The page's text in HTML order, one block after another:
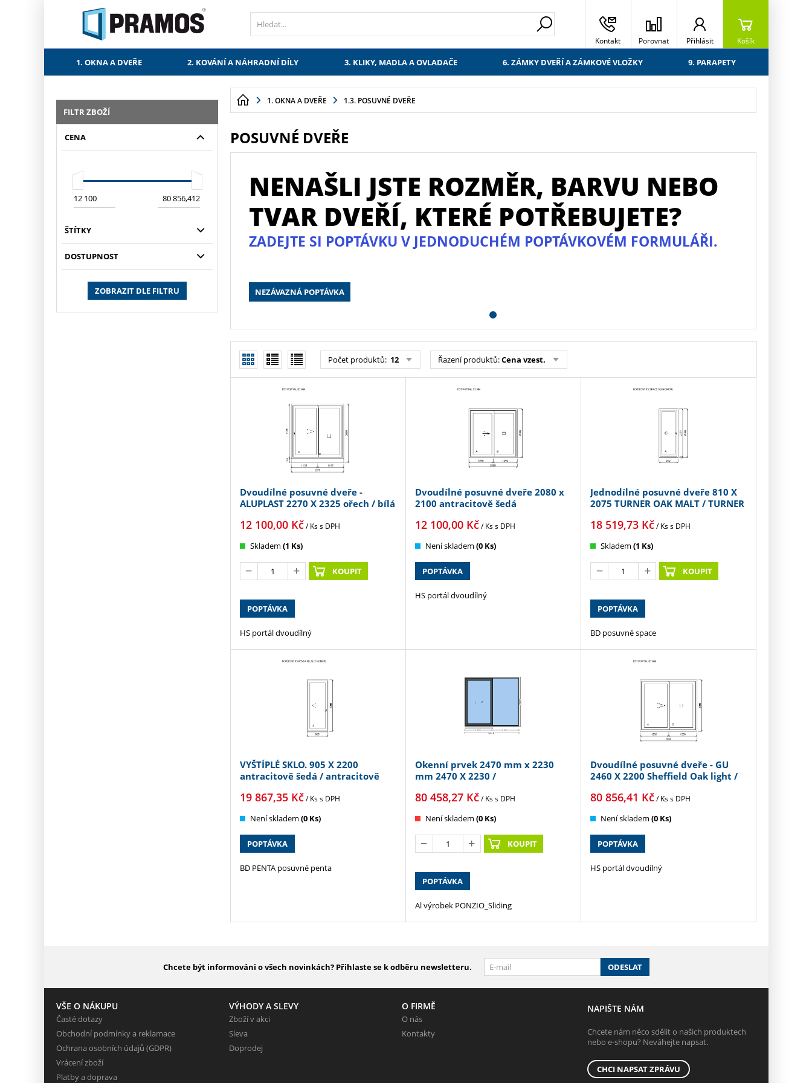
Kontakt Porovnat Přihlásit Košík
1. OKNA A DVEŘE 2. KOVÁNÍ A NÁHRADNÍ DÍLY 3. KLIKY, MADLA A OVLADAČE 6. ZÁMKY DVEŘÍ A ZÁMKOVÉ VLOŽKY 9. PARAPETY
FILTR ZBOŽÍ
CENA
ŠTÍTKY
DOSTUPNOST
ZOBRAZIT DLE FILTRU
1. OKNA A DVEŘE 1.3. POSUVNÉ DVEŘE
POSUVNÉ DVEŘE
BARVU NEBO
FORMULÁŘI.
NENAŠLI JSTE ROZMĚR, BARVU NEBO
TVAR DVEŘÍ, KTERÉ POTŘEBUJETE?
ZADEJTE SI POPTÁVKU V JEDNODUCHÉM POPTÁVKOVÉM FORMULÁŘI.
NEZÁVAZNÁ POPTÁVKA
Počet produktů: 12 Řazení produktů:Cena vzest.
Dvoudílné posuvné dveře -
ALUPLAST 2270 X 2325 ořech / bílá
12 100,00Kč/ Kss DPH
Skladem (1 Ks)
KOUPIT
POPTÁVKA
HS portál dvoudílný
Dvoudílné posuvné dveře 2080 x
2100 antracitově šedá
12 100,00Kč/ Kss DPH
Není skladem (0 Ks)
POPTÁVKA
HS portál dvoudílný
Jednodílné posuvné dveře 810 X
2075 TURNER OAK MALT / TURNER
18 519,73 Kč/ Kss DPH
Skladem (1 Ks)
KOUPIT
POPTÁVKA
BD posuvné space
VYŠTÍPLÉ SKLO. 905 X 2200
antracitově šedá / antracitově
19 867,35Kč/ Kss DPH
Není skladem (0 Ks)
POPTÁVKA
BD PENTA posuvné penta
Okenní prvek 2470 mm x 2230
mm 2470 X 2230 /
80 458,27Kč/ Kss DPH
Není skladem (0 Ks)
KOUPIT
POPTÁVKA
Al výrobek PONZIO_Sliding
Dvoudílné posuvné dveře - GU
2460 X 2200 Sheffield Oak light /
80 856,41 Kč/ Kss DPH
Není skladem (0 Ks)
POPTÁVKA
HS portál dvoudílný
Chcete být informováni o všech novinkách? Přihlaste se k odběru newsletteru. ODESLAT
VŠE O NÁKUPU
Časté dotazy
Obchodní podmínky a reklamace
Ochrana osobních údajů (GDPR)
Vrácení zboží
Platby a doprava
VÝHODY A SLEVY
Zboží v akci
Sleva
Doprodej
O FIRMĚ
O nás
Kontakty
NAPIŠTE NÁM
Chcete nám něco sdělit o našich produktech
nebo e-shopu? Neváhejte napsat.
CHCI NAPSAT ZPRÁVU